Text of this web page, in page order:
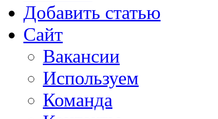
Добавить статью
Сайт
Вакансии
Используем
Команда